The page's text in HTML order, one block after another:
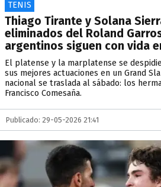
TENIS
Thiago Tirante y Solana
eliminados del Roland
argentinos siguen con vida
El platense y la marplatense se
sus mejores actuaciones en un Grand
nacional se traslada al sábado: los
Francisco Comesaña.
Publicado: 29-05-2026 21:41